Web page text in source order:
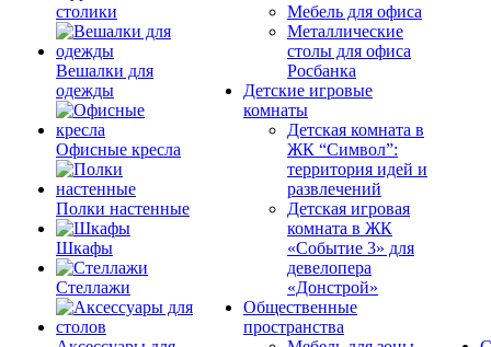
столики
Вешалки для
одежды
Офисные кресла
Полки настенные
Шкафы
Стеллажи
Мебель для офиса
Металлические
столы для офиса
Росбанка
Детские игровые
комнаты
Детская комната в
ЖК “Символ”:
территория идей и
развлечений
Детская игровая
комната в ЖК
«Событие 3» для
девелопера
«Донстрой»
Общественные
пространства